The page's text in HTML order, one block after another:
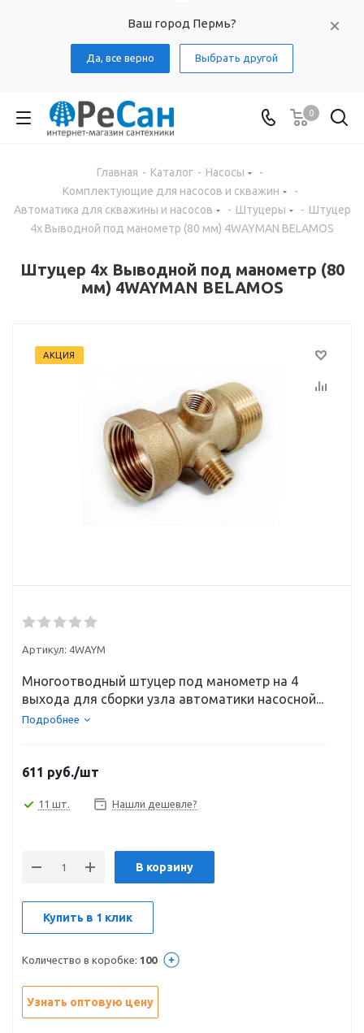
Ваш город Пермь?
Да, все верно Выбрать другой
0
Главная - Каталог - Насосы
-
Комплектующие для насосов и скважин
-
Автоматика для скважины и насосов
- Штуцеры - Штуцер
4х Выводной под манометр (80 мм) 4WAYMAN BELAMOS
Штуцер 4х Выводной под манометр (80
мм) 4WAYMAN BELAMOS
АКЦИЯ
Артикул: 4WAYM
Многоотводный штуцер под манометр на 4
выхода для сборки узла автоматики насосной...
Подробнее
611 руб./шт
11 шт. Нашли дешевле?
В корзину
Купить в 1 клик
Количество в коробке: 100
Узнать оптовую цену